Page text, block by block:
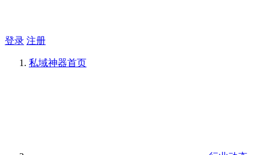
登录 注册
私域神器首页